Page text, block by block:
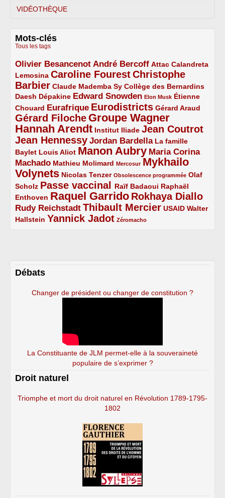
VIDÉOTHÈQUE
Mots-clés
Tous les tags
Olivier Besancenot
3/5 André Bercoff
3/5 Attac
2/5
Calandreta
Lemosina
2/5 Caroline Fourest
4/5
Christophe
Barbier
4/5 Claude Mademba Sy
2/5 Collège des Bernardins
2/5
Daesh
2/5 Dépakine
2/5 Edward Snowden
3/5 Elon Musk
1/5
Étienne
Chouard
2/5 Eurafrique
3/5 Eurodistricts
4/5 Gérard Araud
2/5
Gérard Filoche
4/5 Groupe Wagner
5/5
Hannah Arendt
5/5 Institut Iliade
2/5 Jean Coutrot
4/5
Jean Hennessy
4/5 Jordan Bardella
3/5
La famille
Baylet
2/5 Louis Aliot
2/5 Manon Aubry
5/5
Maria Corina
Machado
3/5 Mathieu Molimard
2/5 Mercosur
1/5
Mykhailo
Volynets
5/5 Nicolas Tenzer
2/5 Obsolescence programmée
1/5
Olaf
Scholz
2/5 Passe vaccinal
4/5 Raïf Badaoui
2/5
Raphaël
Enthoven
2/5 Raquel Garrido
5/5 Rokhaya Diallo
4/5
Rudy Reichstadt
3/5 Thibault Mercier
4/5 USAID
2/5
Walter
Hallstein
2/5 Yannick Jadot
4/5 Zéromacho
1/5
Débats
Changer de président ou changer de constitution ?
La Constituante de JLM permet-elle à la souveraineté
populaire de s’exprimer ?
Droit naturel
Triomphe et mort du droit naturel en Révolution 1789-1795-
1802